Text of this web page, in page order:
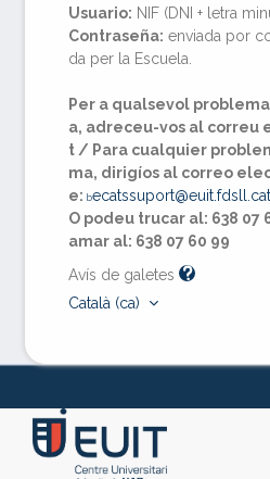
Usuario: NIF (DNI + letra
Contraseña: enviada por
da per la Escuela.
Per a qualsevol
a, adreceu-vos al correu
t / Para cualquier
ma, dirigíos al correo
e:becatssuport@euit.fdsll.cat
O podeu trucar al: 638
amar al: 638 07 60 99
Avís de galetes
Català ‎(ca)‎